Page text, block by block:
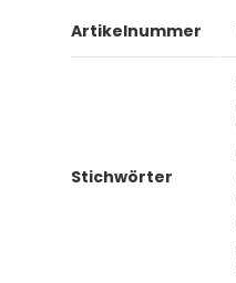
Artikelnummer
Stichwörter